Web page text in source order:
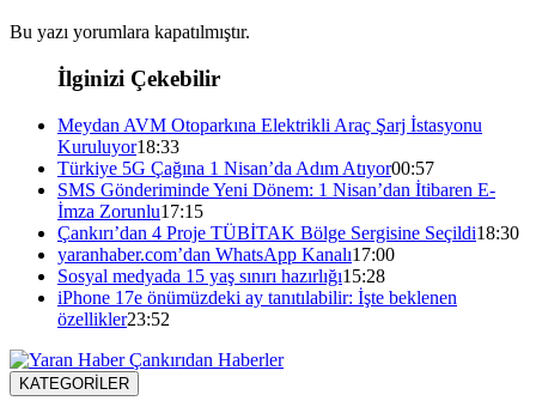
Bu yazı yorumlara kapatılmıştır.
İlginizi Çekebilir
Meydan AVM Otoparkına Elektrikli Araç Şarj İstasyonu
Kuruluyor18:33
Türkiye 5G Çağına 1 Nisan’da Adım Atıyor00:57
SMS Gönderiminde Yeni Dönem: 1 Nisan’dan İtibaren E-
İmza Zorunlu17:15
Çankırı’dan 4 Proje TÜBİTAK Bölge Sergisine Seçildi18:30
yaranhaber.com’dan WhatsApp Kanalı17:00
Sosyal medyada 15 yaş sınırı hazırlığı15:28
iPhone 17e önümüzdeki ay tanıtılabilir: İşte beklenen
özellikler23:52
KATEGORİLER